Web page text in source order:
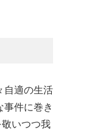
自適の生活
件に巻き
いつつ我